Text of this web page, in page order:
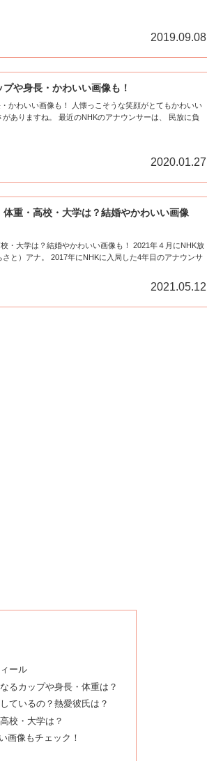
2019.09.08
や身長・かわいい画像も！
そうな笑顔がとてもかわいい
2020.01.27
重・高校・大学は？結婚やかわいい画像
結婚やかわいい画像も！ 2021年４月にNHK放
た4年目のアナウンサ
2021.05.12
ール
るカップや身長・体重は？
ているの？熱愛彼氏は？
校・大学は？
画像もチェック！